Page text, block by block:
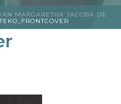
MARGARETHA JACOBA DE